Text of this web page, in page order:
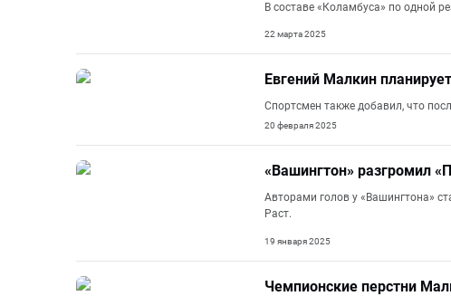
В составе «Коламбуса» по одной
22 марта 2025
Евгений Малкин
Спортсмен также добавил, что
20 февраля 2025
«Вашингтон» разгромил
Авторами голов у «Вашингтона»
Раст.
19 января 2025
Чемпионские перстни